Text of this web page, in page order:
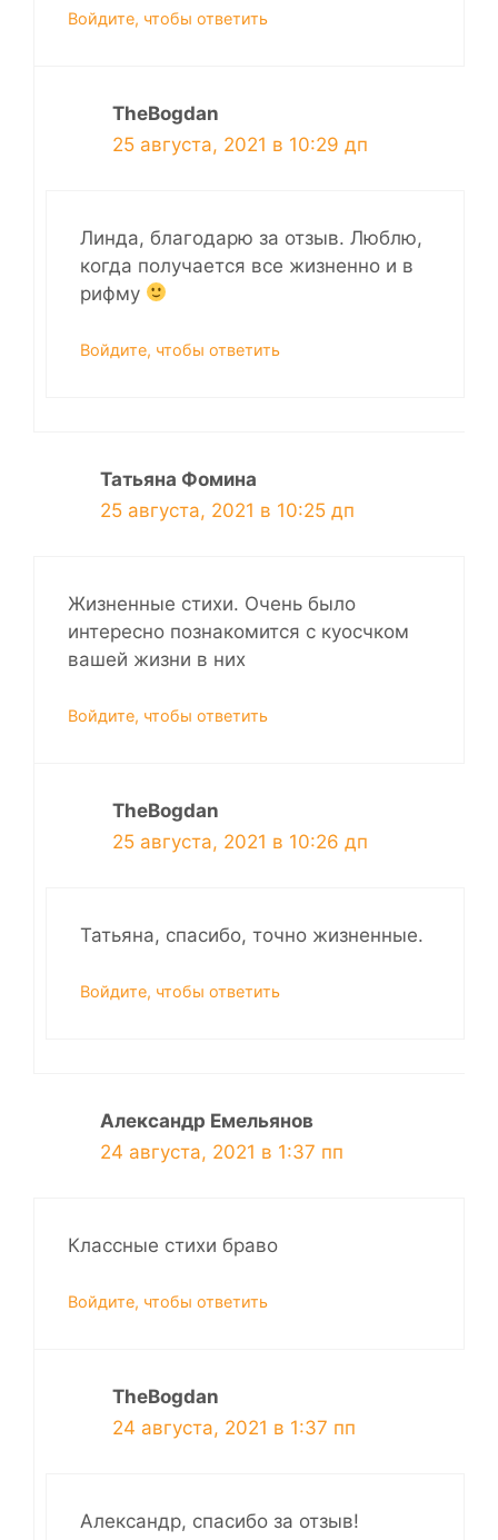
Войдите, чтобы ответить
TheBogdan
25 августа, 2021 в 10:29 дп
Линда, благодарю за отзыв. Люблю,
когда получается все жизненно и в
рифму
Войдите, чтобы ответить
Татьяна Фомина
25 августа, 2021 в 10:25 дп
Жизненные стихи. Очень было
интересно познакомится с куосчком
вашей жизни в них
Войдите, чтобы ответить
TheBogdan
25 августа, 2021 в 10:26 дп
Татьяна, спасибо, точно жизненные.
Войдите, чтобы ответить
Александр Емельянов
24 августа, 2021 в 1:37 пп
Классные стихи браво
Войдите, чтобы ответить
TheBogdan
24 августа, 2021 в 1:37 пп
Александр, спасибо за отзыв!